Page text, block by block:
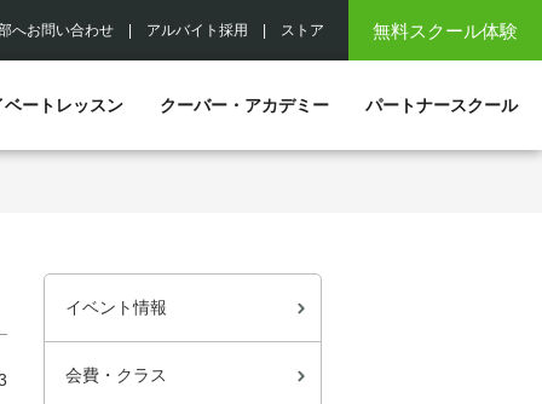
無料スクール体験
へお問い合わせ アルバイト採用 ストア
ベートレッスン クーバー・アカデミー パートナースクール
イベント情報
会費・クラス